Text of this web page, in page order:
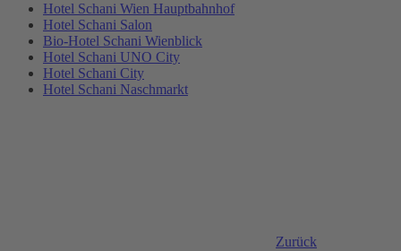
Hotel Schani Wien Hauptbahnhof
Hotel Schani Salon
Bio-Hotel Schani Wienblick
Hotel Schani UNO City
Hotel Schani City
Hotel Schani Naschmarkt
Zurück